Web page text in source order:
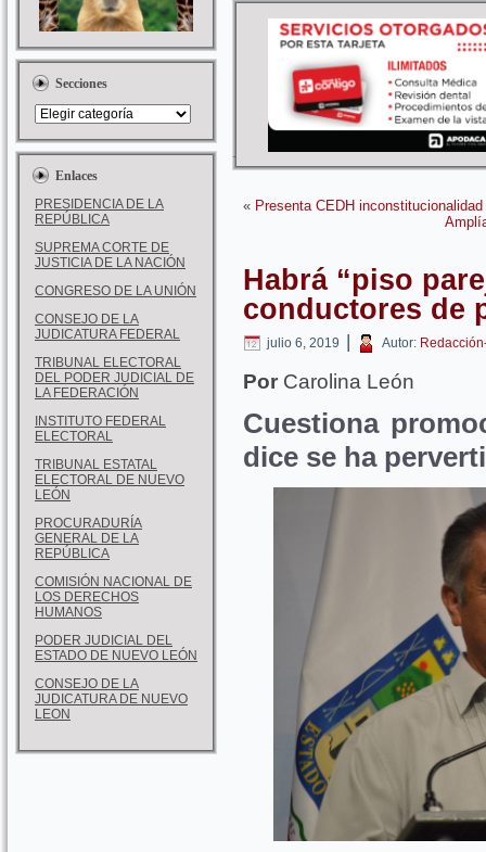
Secciones
Enlaces
PRESIDENCIA DE LA
REPÚBLICA
SUPREMA CORTE DE
JUSTICIA DE LA NACIÓN
CONGRESO DE LA UNIÓN
CONSEJO DE LA
JUDICATURA FEDERAL
TRIBUNAL ELECTORAL
DEL PODER JUDICIAL DE
LA FEDERACIÓN
INSTITUTO FEDERAL
ELECTORAL
TRIBUNAL ESTATAL
ELECTORAL DE NUEVO
LEÓN
PROCURADURÍA
GENERAL DE LA
REPÚBLICA
COMISIÓN NACIONAL DE
LOS DERECHOS
HUMANOS
PODER JUDICIAL DEL
ESTADO DE NUEVO LEÓN
CONSEJO DE LA
JUDICATURA DE NUEVO
LEON
« Presenta CEDH
Habrá “piso
conductores de
julio 6, 2019 | Autor:
Por Carolina León
Cuestiona
dice se ha